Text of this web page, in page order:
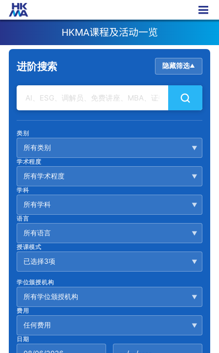
HKMA课程及活动一览
HKMA课程及活动一览
进阶搜索 隐藏筛选▲
类别
所有类别 ▼
学术程度
所有学术程度 ▼
学科
所有学科 ▼
语言
所有语言 ▼
授课模式
已选择3项 ▼
学位颁授机构
所有学位颁授机构 ▼
费用
任何费用 ▼
日期